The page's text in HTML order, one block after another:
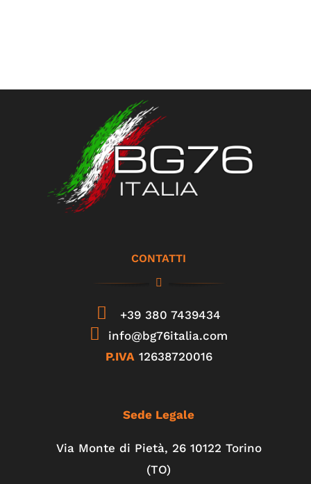
CONTATTI
+39 380 7439434
info@bg76italia.com
P.IVA 12638720016
Sede Legale
Via Monte di Pietà, 26 10122 Torino
(TO)